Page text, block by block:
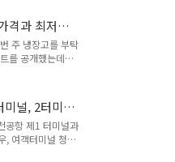
접수해야 지급을
이먼, 현대프리미
. 지역별로, 그리
세계백화점 대체
고, 1월 29일(수)
(월)1월 28일
업타임스퀘어점
격과 최저가
탁해2 냉부)
주 냉장고를 부탁
를 공개했는데요.
의 냉장고에서 발
브랜드와 판매가
니다. 참고로, 저
드리는 링크는 오
알아볼까요? 1. 벨
원영이 소개한
널, 2터미
시간
공항 제1 터미널과
, 여객터미널 청사
적이는 인천공항